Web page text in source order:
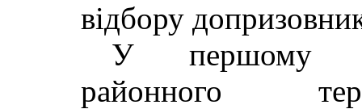
відбору
У першому
районного